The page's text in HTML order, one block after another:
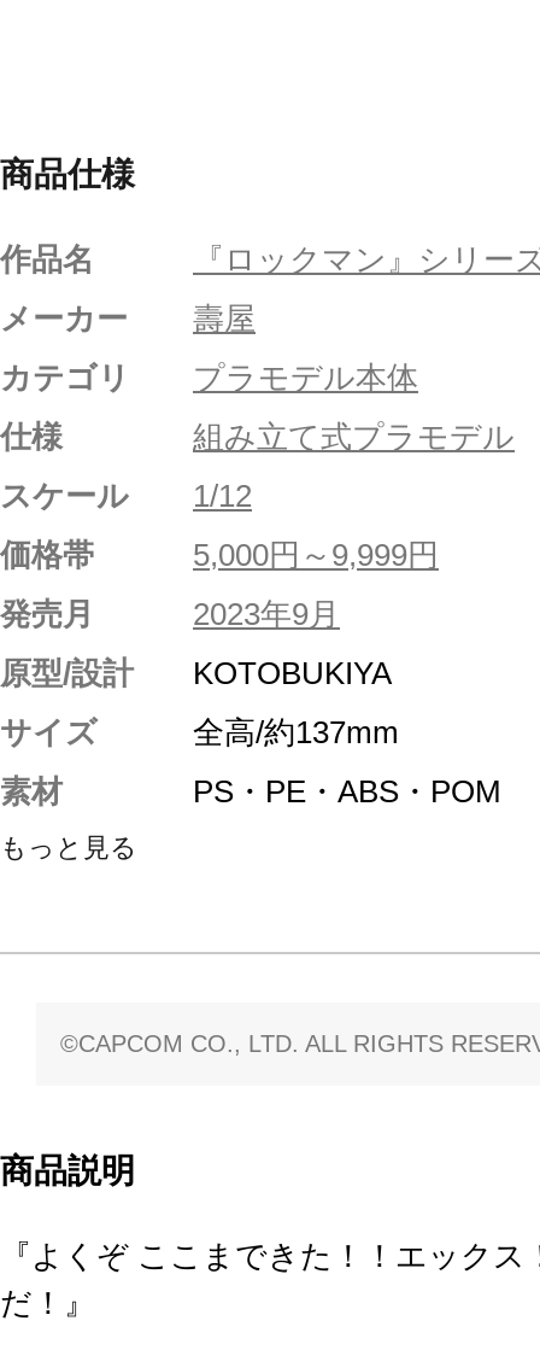
商品仕様
作品名
『ロックマン』シリー
メーカー
壽屋
カテゴリ
プラモデル本体
仕様
組み立て式プラモデル
スケール
1/12
価格帯
5,000円～9,999円
発売月
2023年9月
原型/設計
KOTOBUKIYA
サイズ
全高/約137mm
素材
PS・PE・ABS・POM
もっと見る
©CAPCOM CO., LTD. ALL RIGHTS
商品説明
『よくぞ ここまできた！！エック
だ！』